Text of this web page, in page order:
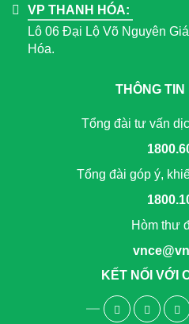
VP THANH HÓA:
Lô 06 Đại Lộ Võ Nguyên
Hóa.
THÔNG TIN
Tổng đài tư vấn
Tổng đài góp ý,
Hòm thư
KẾT NỐI VỚI